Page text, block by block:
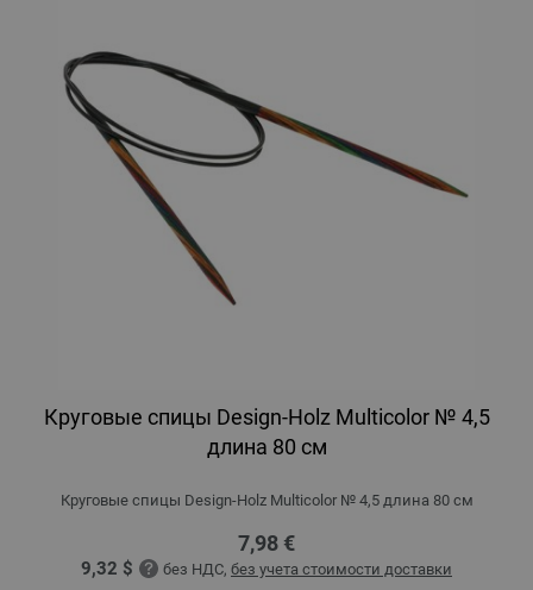
Круговые спицы Design-Holz Multicolor № 4,5
длина 80 см
Круговые спицы Design-Holz Multicolor № 4,5 длина 80 см
7,98 €
9,32 $ без НДС, без учета стоимости доставки